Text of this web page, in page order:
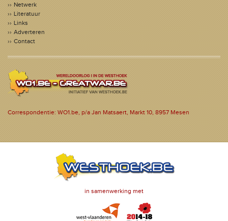
Netwerk
Literatuur
Links
Adverteren
Contact
Correspondentie: WO1.be, p/a Jan Matsaert, Markt 10, 8957 Mesen
in samenwerking met